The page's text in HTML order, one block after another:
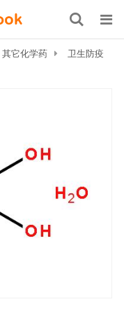
其它化学药
卫生防疫